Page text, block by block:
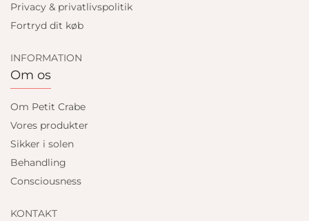
Privacy & privatlivspolitik
Fortryd dit køb
INFORMATION
Om os
Om Petit Crabe
Vores produkter
Sikker i solen
Behandling
Consciousness
KONTAKT